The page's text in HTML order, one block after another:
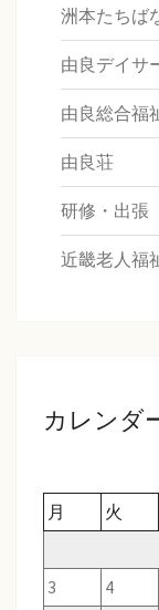
洲本たちば
由良デイサ
由良総合福
由良荘
研修・出張
近畿老人福
カレンダ
月
火
3
4